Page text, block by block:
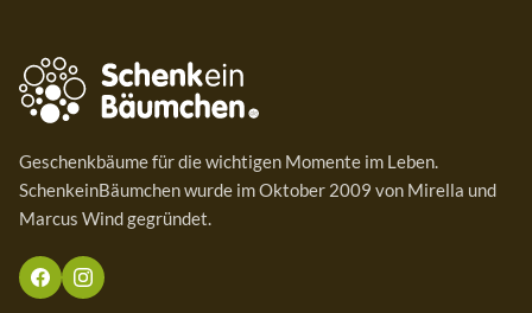
Geschenkbäume für die wichtigen Momente im Leben.
SchenkeinBäumchen wurde im Oktober 2009 von Mirella und
Marcus Wind gegründet.